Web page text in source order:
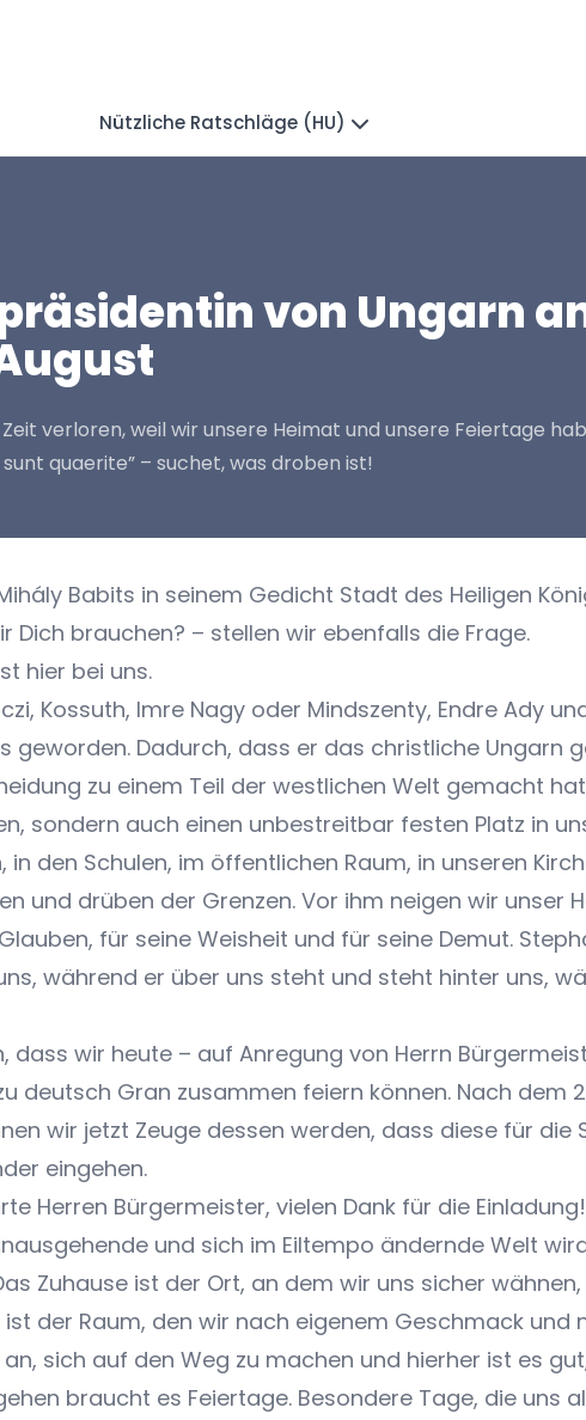
Nützliche Ratschläge (HU)
von Ungarn
verloren, weil wir unsere Heimat und unsere Feiertage
quaerite” – suchet, was droben ist!
Babits in seinem Gedicht Stadt des Heiligen
Dich brauchen? – stellen wir ebenfalls die Frage.
hier bei uns.
Kossuth, Imre Nagy oder Mindszenty, Endre Ady
geworden. Dadurch, dass er das christliche Ungarn
zu einem Teil der westlichen Welt gemacht
sondern auch einen unbestreitbar festen Platz in
den Schulen, im öffentlichen Raum, in unseren
und drüben der Grenzen. Vor ihm neigen wir
für seine Weisheit und für seine Demut.
während er über uns steht und steht hinter uns,
dass wir heute – auf Anregung von Herrn
deutsch Gran zusammen feiern können. Nach dem
wir jetzt Zeuge dessen werden, dass diese für
eingehen.
Herren Bürgermeister, vielen Dank für die Einladung!
und sich im Eiltempo ändernde Welt
Zuhause ist der Ort, an dem wir uns sicher
der Raum, den wir nach eigenem Geschmack
sich auf den Weg zu machen und hierher ist es
braucht es Feiertage. Besondere Tage, die uns